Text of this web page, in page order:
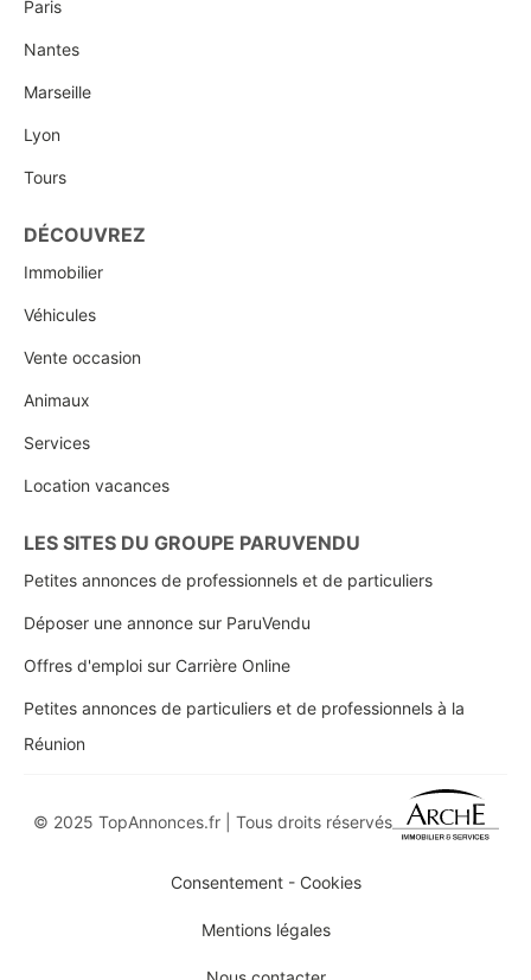
Paris
Nantes
Marseille
Lyon
Tours
DÉCOUVREZ
Immobilier
Véhicules
Vente occasion
Animaux
Services
Location vacances
LES SITES DU GROUPE PARUVENDU
Petites annonces de professionnels et de particuliers
Déposer une annonce sur ParuVendu
Offres d'emploi sur Carrière Online
Petites annonces de particuliers et de professionnels à la
Réunion
© 2025 TopAnnonces.fr | Tous droits réservés
Consentement - Cookies
Mentions légales